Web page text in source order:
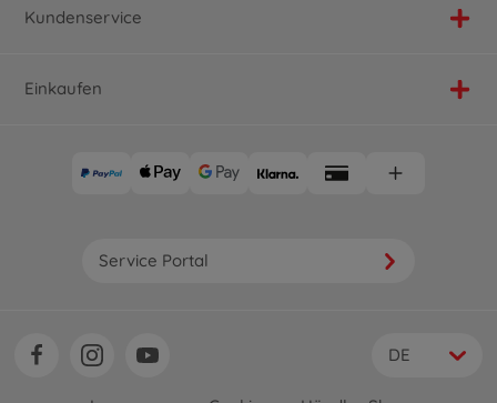
Kundenservice
Einkaufen
Service Portal
DE